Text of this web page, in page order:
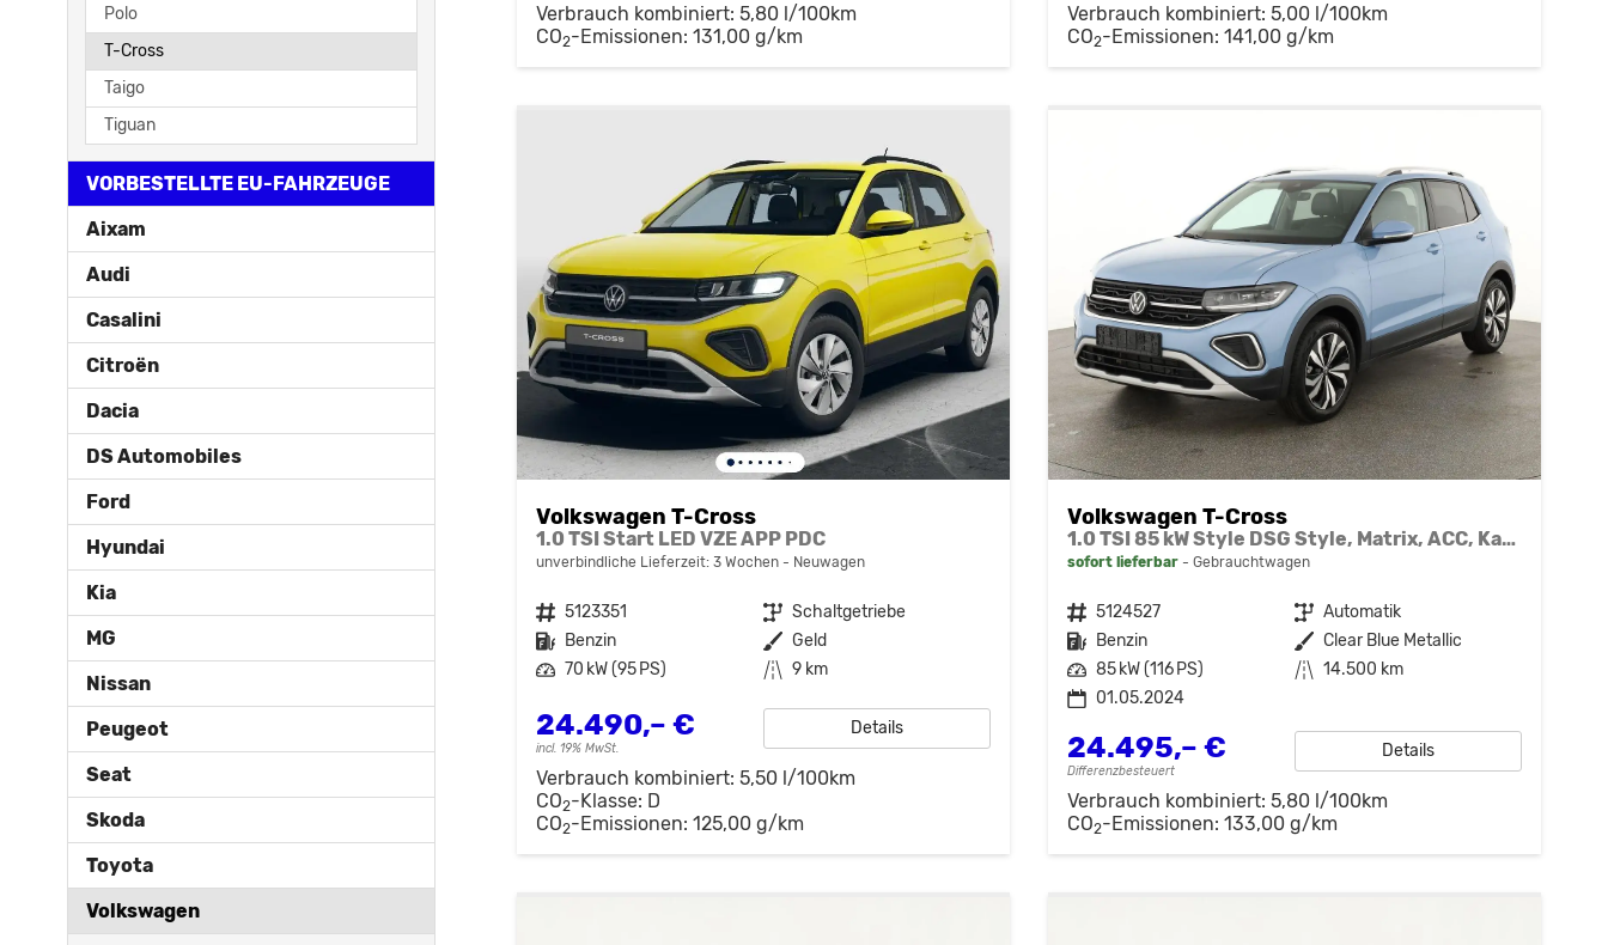
Verbrauch kombiniert: 5,80 l/100km
CO2-Emissionen: 131,00 g/km
Verbrauch kombiniert: 5,00 l/100km
CO2-Emissionen: 141,00 g/km
Volkswagen T-Cross
1.0 TSI Start LED VZE APP PDC
unverbindliche Lieferzeit: 3 Wochen Neuwagen
Fahrzeugnr. 5123351 Getriebe Schaltgetriebe
Kraftstoff Benzin Außenfarbe Geld
Leistung 70 kW (95 PS) Kilometerstand 9 km
24.490,– €
incl. 19% MwSt.
Details
Verbrauch kombiniert: 5,50 l/100km
CO2-Klasse: D
CO2-Emissionen: 125,00 g/km
Volkswagen T-Cross
1.0 TSI 85 kW Style DSG Style, Matrix, ACC, Kamera, AppConnect
sofort lieferbar Gebrauchtwagen
Fahrzeugnr. 5124527 Getriebe Automatik
Kraftstoff Benzin Außenfarbe Clear Blue Metallic
Leistung 85 kW (116 PS) Kilometerstand 14.500 km
01.05.2024
24.495,– €
Differenzbesteuert
Details
Verbrauch kombiniert: 5,80 l/100km
CO2-Emissionen: 133,00 g/km
Polo
T-Cross
Taigo
Tiguan
VORBESTELLTE EU-FAHRZEUGE
Aixam
Audi
Casalini
Citroën
Dacia
DS Automobiles
Ford
Hyundai
Kia
MG
Nissan
Peugeot
Seat
Skoda
Toyota
Volkswagen